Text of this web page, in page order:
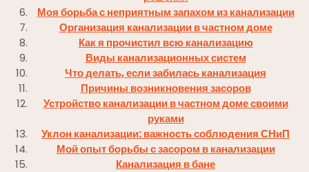
Моя борьба с неприятным запахом из канализации
Организация канализации в частном доме
Как я прочистил всю канализацию
Виды канализационных систем
Что делать, если забилась канализация
Причины возникновения засоров
Устройство канализации в частном доме своими
руками
Уклон канализации: важность соблюдения СНиП
Мой опыт борьбы с засором в канализации
Канализация в бане